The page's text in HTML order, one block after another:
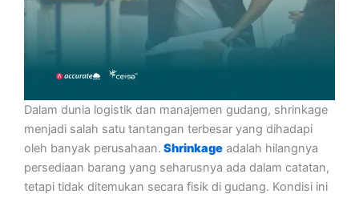
Dalam dunia logistik dan manajemen gudang, shrinkage
menjadi salah satu tantangan terbesar yang dihadapi
oleh banyak perusahaan. Shrinkage adalah hilangnya
persediaan barang yang seharusnya ada dalam catatan,
tetapi tidak ditemukan secara fisik di gudang. Kondisi ini